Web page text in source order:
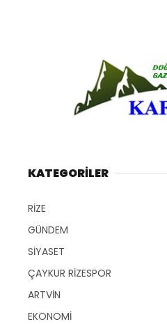
KATEGORİLER
RİZE
GÜNDEM
SİYASET
ÇAYKUR RİZESPOR
ARTVİN
EKONOMİ